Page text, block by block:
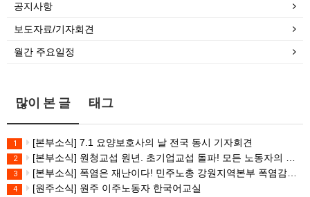
공지사항
보도자료/기자회견
월간 주요일정
많이 본 글 태그
1 [본부소식] 7.1 요양보호사의 날 전국 동시 기자회견
2 [본부소식] 원청교섭 원년. 초기업교섭 돌파! 모든 노동자의 노동기본권 쟁취! 민주노총 7.15 총파업대회
3 [본부소식] 폭염은 재난이다! 민주노총 강원지역본부 폭염감시단 선포 기자회견
4 [원주소식] 원주 이주노동자 한국어교실